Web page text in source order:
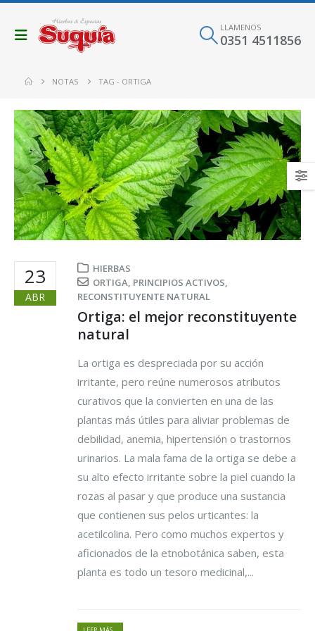
LLAMENOS
0351 4511856
NOTAS TAG - ORTIGA
23
ABR
HIERBAS
ORTIGA, PRINCIPIOS ACTIVOS,
RECONSTITUYENTE NATURAL
Ortiga: el mejor reconstituyente
natural
La ortiga es despreciada por su acción
irritante, pero reúne numerosos atributos
curativos que la convierten en una de las
plantas más útiles para aliviar problemas de
debilidad, anemia, hipertensión o trastornos
urinarios. La mala fama de la ortiga se debe a
su alto efecto irritante sobre la piel cuando la
rozas al pasar y que produce una sustancia
que contienen sus pelos urticantes: la
acetilcolina. Pero como muchos expertos y
aficionados de la etnobotánica saben, esta
planta es todo un tesoro medicinal,...